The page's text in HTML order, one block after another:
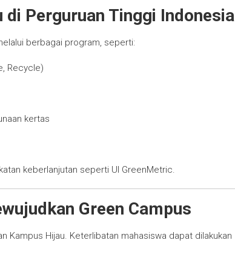
Perguruan Tinggi Indonesia
berbagai program, seperti:
Recycle)
kertas
keberlanjutan seperti UI GreenMetric.
Green Campus
Kampus Hijau. Keterlibatan mahasiswa dapat dilakukan